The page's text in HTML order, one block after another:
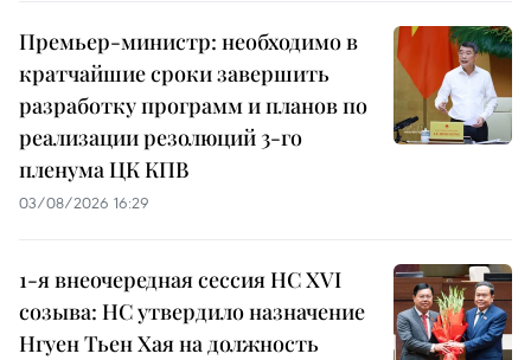
Премьер-министр: необходимо в
кратчайшие сроки завершить
разработку программ и планов по
реализации резолюций 3-го
пленума ЦК КПВ
03/08/2026 16:29
1-я внеочередная сессия НС XVI
созыва: НС утвердило назначение
Нгуен Тьен Хая на должность